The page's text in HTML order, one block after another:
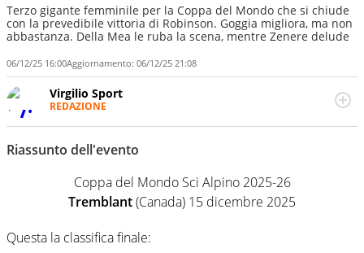
Terzo gigante femminile per la Coppa del Mondo che si chiude
con la prevedibile vittoria di Robinson. Goggia migliora, ma non
abbastanza. Della Mea le ruba la scena, mentre Zenere delude
06/12/25 16:00Aggiornamento: 06/12/25 21:08
Virgilio Sport
REDAZIONE
calciomercato, F1, Motomondiale ma anche tennis,
sanno che troveranno sempre copertura completa e
zero faziosità. La squadra di Virgilio Sport è formata da
giornalisti ed esperti di sport abili sia nel gioco di
rimessa quando intercettano le notizie e le rilanciano
verso la rete, sia nella costruzione dal basso quando
Riassunto dell'evento
Coppa del Mondo Sci Alpino 2025-26
Tremblant(Canada) 15 dicembre 2025
Questa la classifica finale: